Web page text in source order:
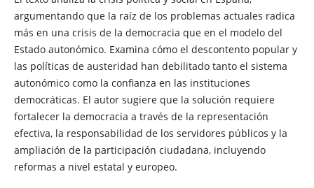
argumentando que la raíz de los problemas actuales radica
más en una crisis de la democracia que en el modelo del
Estado autonómico. Examina cómo el descontento popular y
las políticas de austeridad han debilitado tanto el sistema
autonómico como la confianza en las instituciones
democráticas. El autor sugiere que la solución requiere
fortalecer la democracia a través de la representación
efectiva, la responsabilidad de los servidores públicos y la
ampliación de la participación ciudadana, incluyendo
reformas a nivel estatal y europeo.